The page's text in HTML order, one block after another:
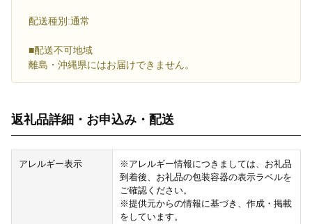
配送種別:通常
■配送不可地域
離島・沖縄県にはお届けできません。
返礼品詳細・お申込み・配送
アレルギー表示
※アレルギー情報につきましては、お礼品
到着後、お礼品の包装容器の表示ラベルを
ご確認ください。
※提供元からの情報に基づき、作成・掲載
をしています。